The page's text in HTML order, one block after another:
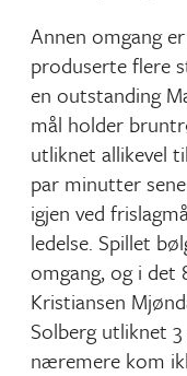
Annen omgang
produserte flere
en outstanding
mål holder
utliknet allikevel
par minutter
igjen ved
ledelse. Spillet
omgang, og i
Kristiansen
Solberg utliknet
næremere kom